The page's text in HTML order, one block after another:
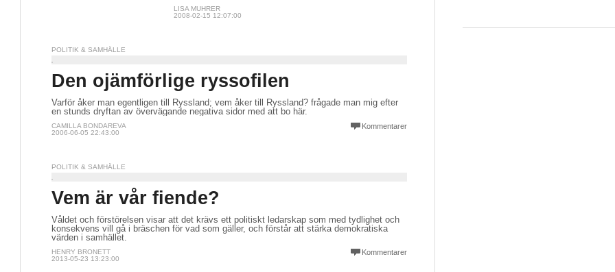
LISA MUHRER
2008-02-15 12:07:00
POLITIK & SAMHÄLLE
Den ojämförlige ryssofilen
Varför åker man egentligen till Ryssland; vem åker till Ryssland? frågade man mig efter
en stunds dryftan av övervägande negativa sidor med att bo här.
Kommentarer
CAMILLA BONDAREVA
2006-06-05 22:43:00
POLITIK & SAMHÄLLE
Vem är vår fiende?
Våldet och förstörelsen visar att det krävs ett politiskt ledarskap som med tydlighet och
konsekvens vill gå i bräschen för vad som gäller, och förstår att stärka demokratiska
värden i samhället.
Kommentarer
HENRY BRONETT
2013-05-23 13:23:00